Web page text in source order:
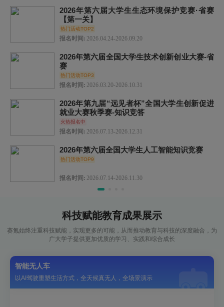
2026年第六届大学生生态环境保护竞赛·省赛
【第一关】
热门活动TOP2
报名时间: 2026.04.24-2026.09.20
2026年第六届全国大学生技术创新创业大赛-省
赛
热门活动TOP3
报名时间: 2026.03.20-2026.10.31
2026年第九届“远见者杯”全国大学生创新促进
就业大赛秋季赛-知识竞答
火热报名中
报名时间: 2026.07.13-2026.12.31
2026年第六届全国大学生人工智能知识竞赛
热门活动TOP9
报名时间: 2026.07.14-2026.11.30
科技赋能教育成果展示
赛氪始终注重科技赋能，实现更多的可能，从而推动教育与科技的深度融合，为
广大学子提供更加优质的学习、实践和综合成长
智能无人车
以AI驾驶重塑生活方式，全天候真无人，全场景演示